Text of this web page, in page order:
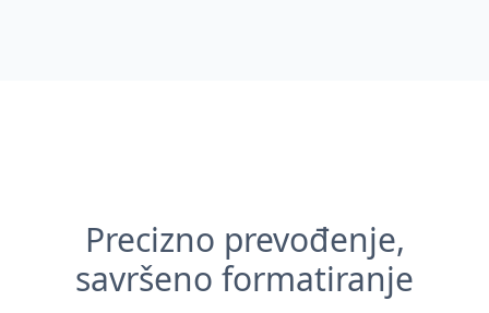
Precizno prevođenje,
savršeno formatiranje